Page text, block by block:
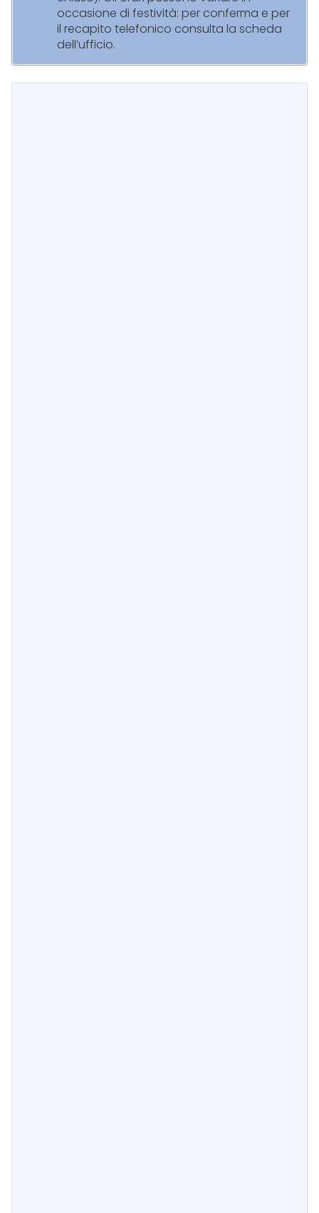
occasione di festività: per conferma e per
il recapito telefonico consulta la scheda
dell’ufficio.